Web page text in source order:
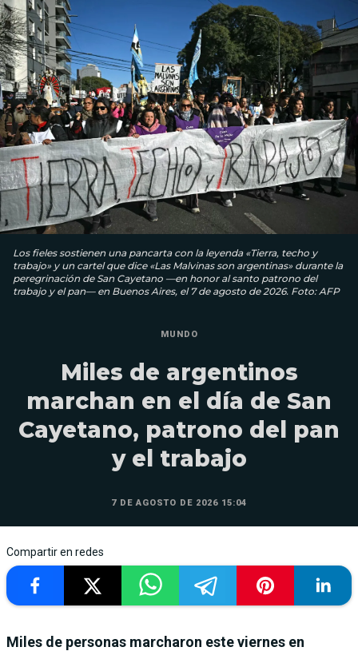
Los fieles sostienen una pancarta con la leyenda «Tierra, techo y
trabajo» y un cartel que dice «Las Malvinas son argentinas» durante la
peregrinación de San Cayetano —en honor al santo patrono del
trabajo y el pan— en Buenos Aires, el 7 de agosto de 2026. Foto: AFP
MUNDO
Miles de argentinos
marchan en el día de San
Cayetano, patrono del pan
y el trabajo
7 DE AGOSTO DE 2026 15:04
Compartir en redes
Miles de personas marcharon este viernes en